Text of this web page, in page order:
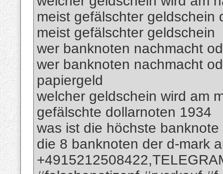
meist gefälschter geldschein
meist gefälschter geldschein
wer banknoten nachmacht
wer banknoten nachmacht
papiergeld
welcher geldschein wird am
gefälschte dollarnoten 1934
was ist die höchste
die 8 banknoten der d-mark